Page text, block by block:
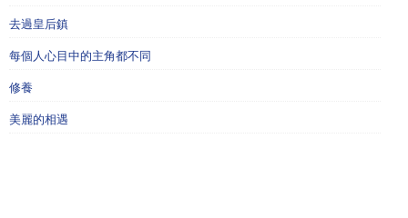
去過皇后鎮
每個人心目中的主角都不同
修養
美麗的相遇